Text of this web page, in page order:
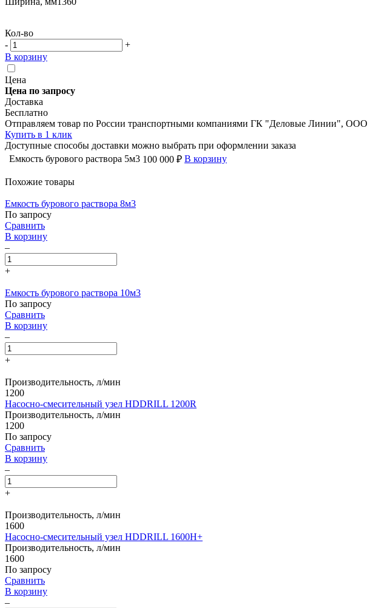
Кол-во
-
+
В корзину
Цена
Цена по запросу
Доставка
Бесплатно
Отправляем товар по России транспортными компаниями ГК "Деловые Линии",
Купить в 1 клик
Доступные способы доставки можно выбрать при оформлении заказа
Емкость бурового раствора 5м3 100 000 ₽ В корзину
Похожие товары
Емкость бурового раствора 8м3
По запросу
Сравнить
В корзину
–
+
Емкость бурового раствора 10м3
По запросу
Сравнить
В корзину
–
+
Производительность, л/мин
1200
Насосно-смесительный узел HDDRILL 1200R
Производительность, л/мин
1200
По запросу
Сравнить
В корзину
–
+
Производительность, л/мин
1600
Насосно-смесительный узел HDDRILL 1600H+
Производительность, л/мин
1600
По запросу
Сравнить
В корзину
–